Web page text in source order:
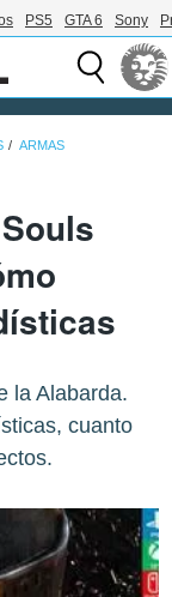
PS5 GTA 6 Sony
ARMAS
la Alabarda.
cuanto